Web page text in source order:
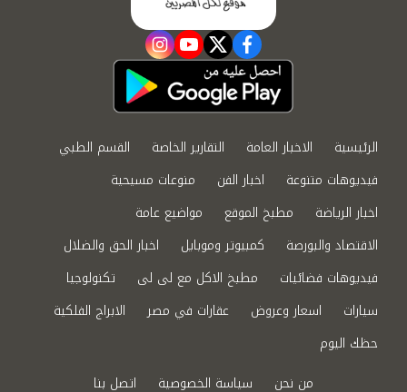
facebook
twitter
youtube
instagram
الرئيسية الاخبار العامة التقارير الخاصة
القسم الطبي
فيديوهات متنوعة
اخبار الفن
منوعات مسيحية
اخبار الرياضة
مطبخ الموقع
مواضيع عامة
الاقتصاد والبورصة
كمبيوتر وموبايل
اخبار الحق والضلال
فيديوهات فضائيات
مطبخ الاكل مع لى لى
تكنولوجيا
سيارات
اسعار وعروض عقارات في مصر
الابراج الفلكية
حظك اليوم
من نحن
سياسة الخصوصية اتصل بنا